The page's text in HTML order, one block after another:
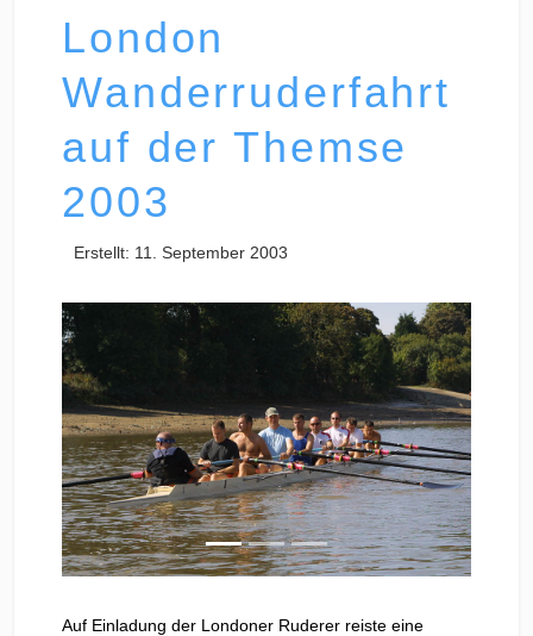
London
Wanderruderfahrt
auf der Themse
2003
Erstellt: 11. September 2003
Zurück Weiter
Auf Einladung der Londoner Ruderer reiste eine